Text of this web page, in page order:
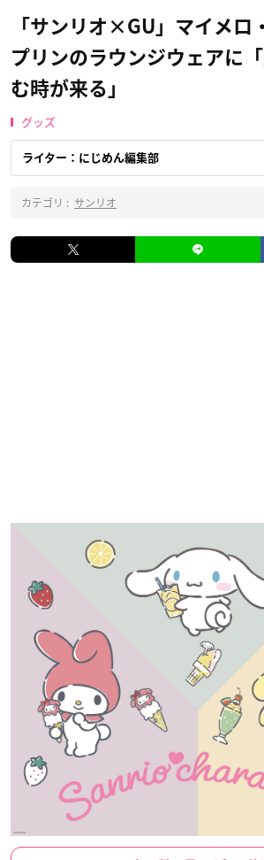
「サンリオ×GU」マイメロ
プリンのラウンジウェアに
む時が来る」
グッズ
ライター：にじめん編集部
カテゴリ : サンリオ